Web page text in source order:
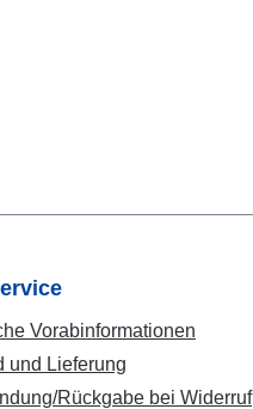
Vorabinformationen
und Lieferung
Rückgabe bei Widerruf